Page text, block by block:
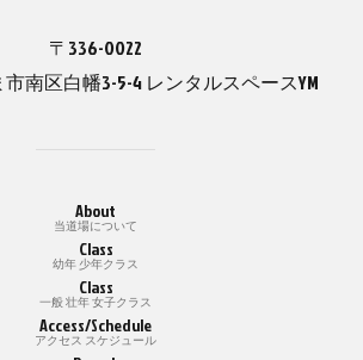
〒336-0022
南区白幡3-5-4 レンタルスペースYM
About
当道場について
Class
幼年 少年クラス
Class
一般 壮年 女子クラス
Access/Schedule
アクセス スケジュール